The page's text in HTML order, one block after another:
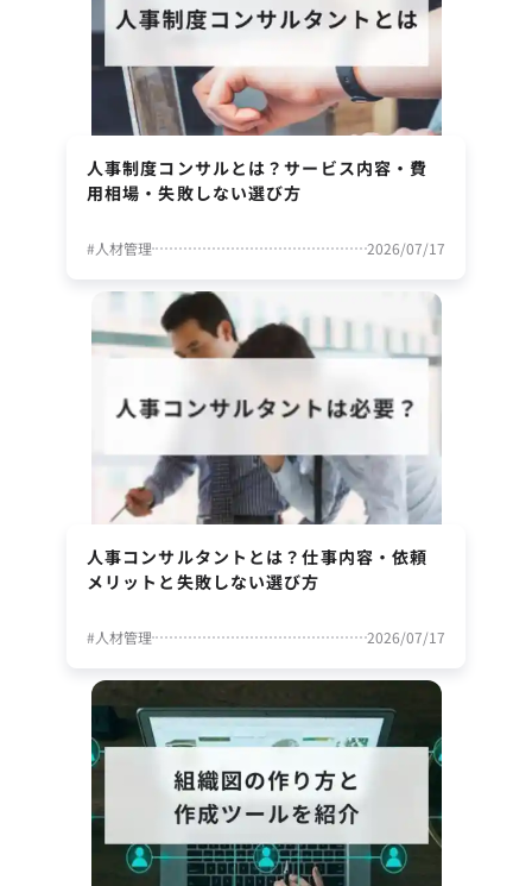
人事制度コンサルとは？サービス内容・費
用相場・失敗しない選び方
#人材管理 2026/07/17
人事コンサルタントとは？仕事内容・依頼
メリットと失敗しない選び方
#人材管理 2026/07/17